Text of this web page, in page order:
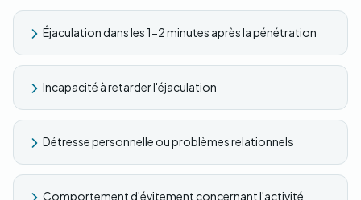
Éjaculation dans les 1-2 minutes après la pénétration
Incapacité à retarder l'éjaculation
Détresse personnelle ou problèmes relationnels
Comportement d'évitement concernant l'activité